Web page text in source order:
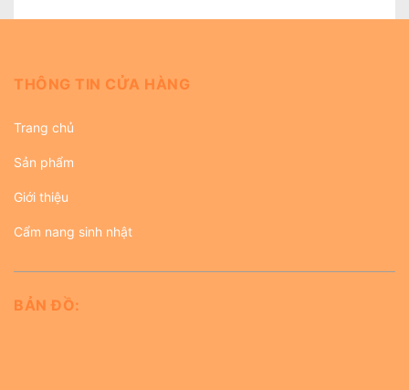
THÔNG TIN CỬA HÀNG
Trang chủ
Sản phẩm
Giới thiệu
Cẩm nang sinh nhật
BẢN ĐỒ: